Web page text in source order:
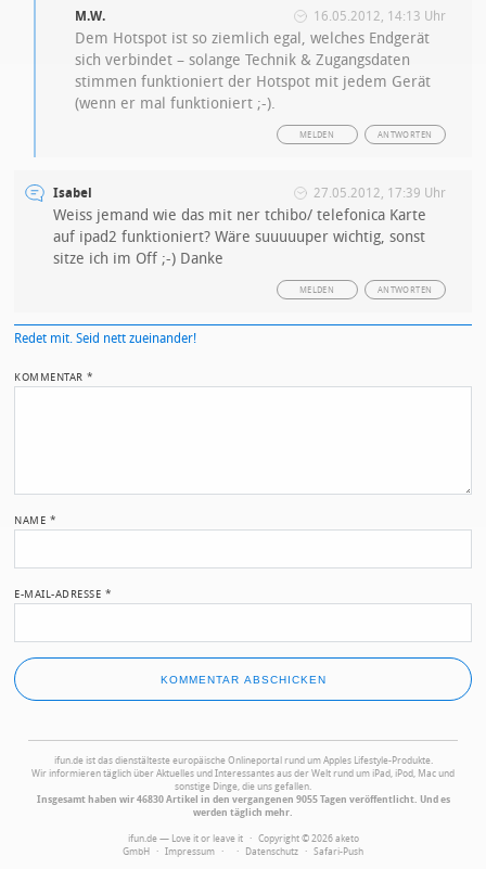
M.W. 16.05.2012, 14:13 Uhr
Dem Hotspot ist so ziemlich egal, welches Endgerät
sich verbindet – solange Technik & Zugangsdaten
stimmen funktioniert der Hotspot mit jedem Gerät
(wenn er mal funktioniert ;-).
ANTWORTEN
MELDEN
Isabel 27.05.2012, 17:39 Uhr
Weiss jemand wie das mit ner tchibo/ telefonica Karte
auf ipad2 funktioniert? Wäre suuuuuper wichtig, sonst
sitze ich im Off ;-) Danke
ANTWORTEN
MELDEN
Redet mit. Seid nett zueinander!
KOMMENTAR*
NAME *
E-MAIL-ADRESSE *
ifun.de ist das dienstälteste europäische Onlineportal rund um Apples Lifestyle-Produkte.
Wir informieren täglich über Aktuelles und Interessantes aus der Welt rund um iPad, iPod, Mac und
sonstige Dinge, die uns gefallen.
Insgesamt haben wir 46830 Artikel in den vergangenen 9055 Tagen veröffentlicht. Und es
werden täglich mehr.
ifun.de — Love it or leave it · Copyright © 2026 aketo
GmbH · Impressum · · Datenschutz · Safari-Push